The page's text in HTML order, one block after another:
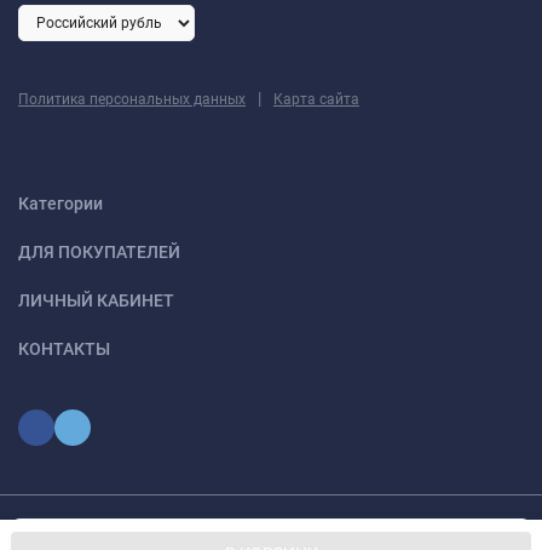
Политика персональных данных | Карта сайта
Категории
ДЛЯ ПОКУПАТЕЛЕЙ
ЛИЧНЫЙ КАБИНЕТ
КОНТАКТЫ